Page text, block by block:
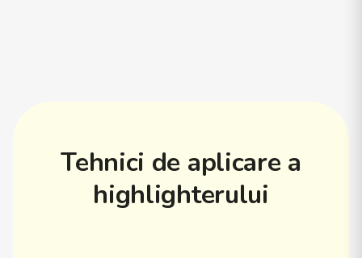
Tehnici de aplicare a
highlighterului